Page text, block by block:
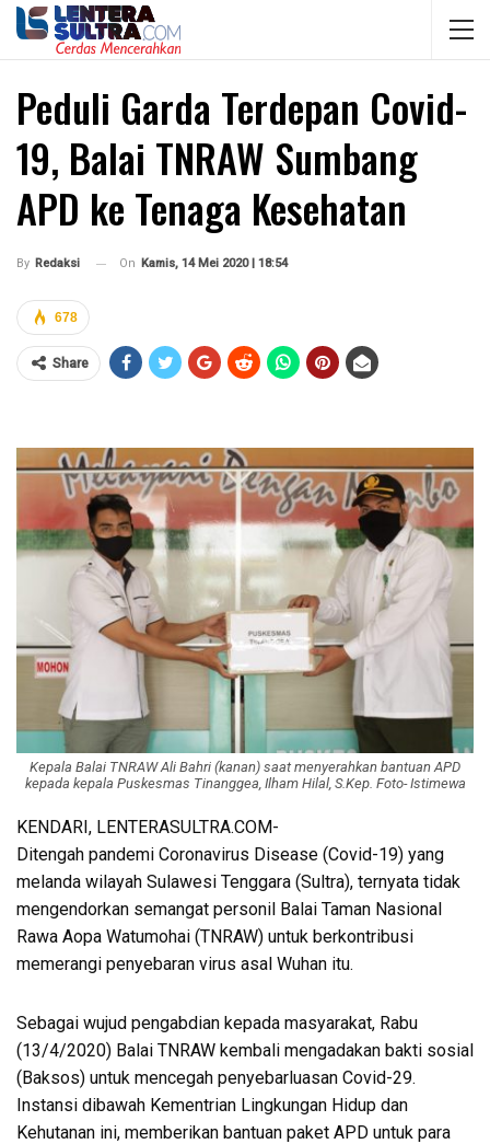
Peduli Garda Terdepan Covid-
19, Balai TNRAW Sumbang
APD ke Tenaga Kesehatan
By Redaksi On Kamis, 14 Mei 2020 | 18:54
678
Share
Kepala Balai TNRAW Ali Bahri (kanan) saat menyerahkan bantuan APD
kepada kepala Puskesmas Tinanggea, Ilham Hilal, S.Kep. Foto- Istimewa
KENDARI, LENTERASULTRA.COM-
Ditengah pandemi Coronavirus Disease (Covid-19) yang
melanda wilayah Sulawesi Tenggara (Sultra), ternyata tidak
mengendorkan semangat personil Balai Taman Nasional
Rawa Aopa Watumohai (TNRAW) untuk berkontribusi
memerangi penyebaran virus asal Wuhan itu.
Sebagai wujud pengabdian kepada masyarakat, Rabu
(13/4/2020) Balai TNRAW kembali mengadakan bakti sosial
(Baksos) untuk mencegah penyebarluasan Covid-29.
Instansi dibawah Kementrian Lingkungan Hidup dan
Kehutanan ini, memberikan bantuan paket APD untuk para